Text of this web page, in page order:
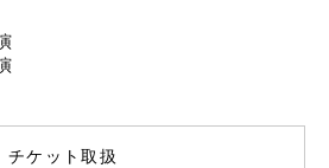
チケット取扱